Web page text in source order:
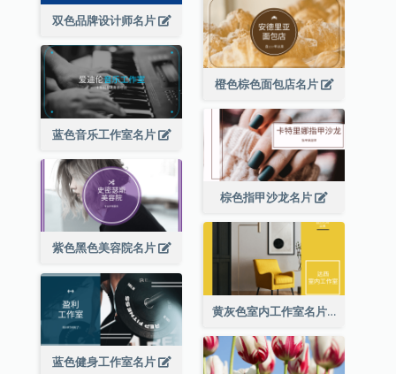
双色品牌设计师名片
橙色棕色面包店名片
蓝色音乐工作室名片
棕色指甲沙龙名片
紫色黑色美容院名片
黄灰色室内工作室名片
蓝色健身工作室名片